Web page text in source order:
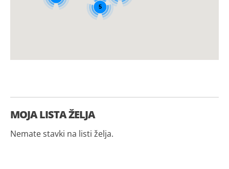
5
MOJA LISTA ŽELJA
Nemate stavki na listi želja.